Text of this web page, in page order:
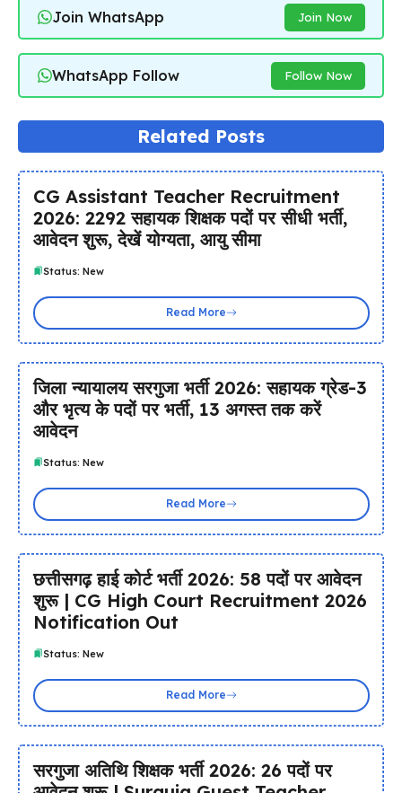
Join WhatsApp Join Now
WhatsApp Follow Follow Now
Related Posts
CG Assistant Teacher Recruitment
2026: 2292 सहायक शिक्षक पदों पर सीधी भर्ती,
आवेदन शुरू, देखें योग्यता, आयु सीमा
Status: New
Read More
जिला न्यायालय सरगुजा भर्ती 2026: सहायक ग्रेड-3
और भृत्य के पदों पर भर्ती, 13 अगस्त तक करें
आवेदन
Status: New
Read More
छत्तीसगढ़ हाई कोर्ट भर्ती 2026: 58 पदों पर आवेदन
शुरू | CG High Court Recruitment 2026
Notification Out
Status: New
Read More
सरगुजा अतिथि शिक्षक भर्ती 2026: 26 पदों पर